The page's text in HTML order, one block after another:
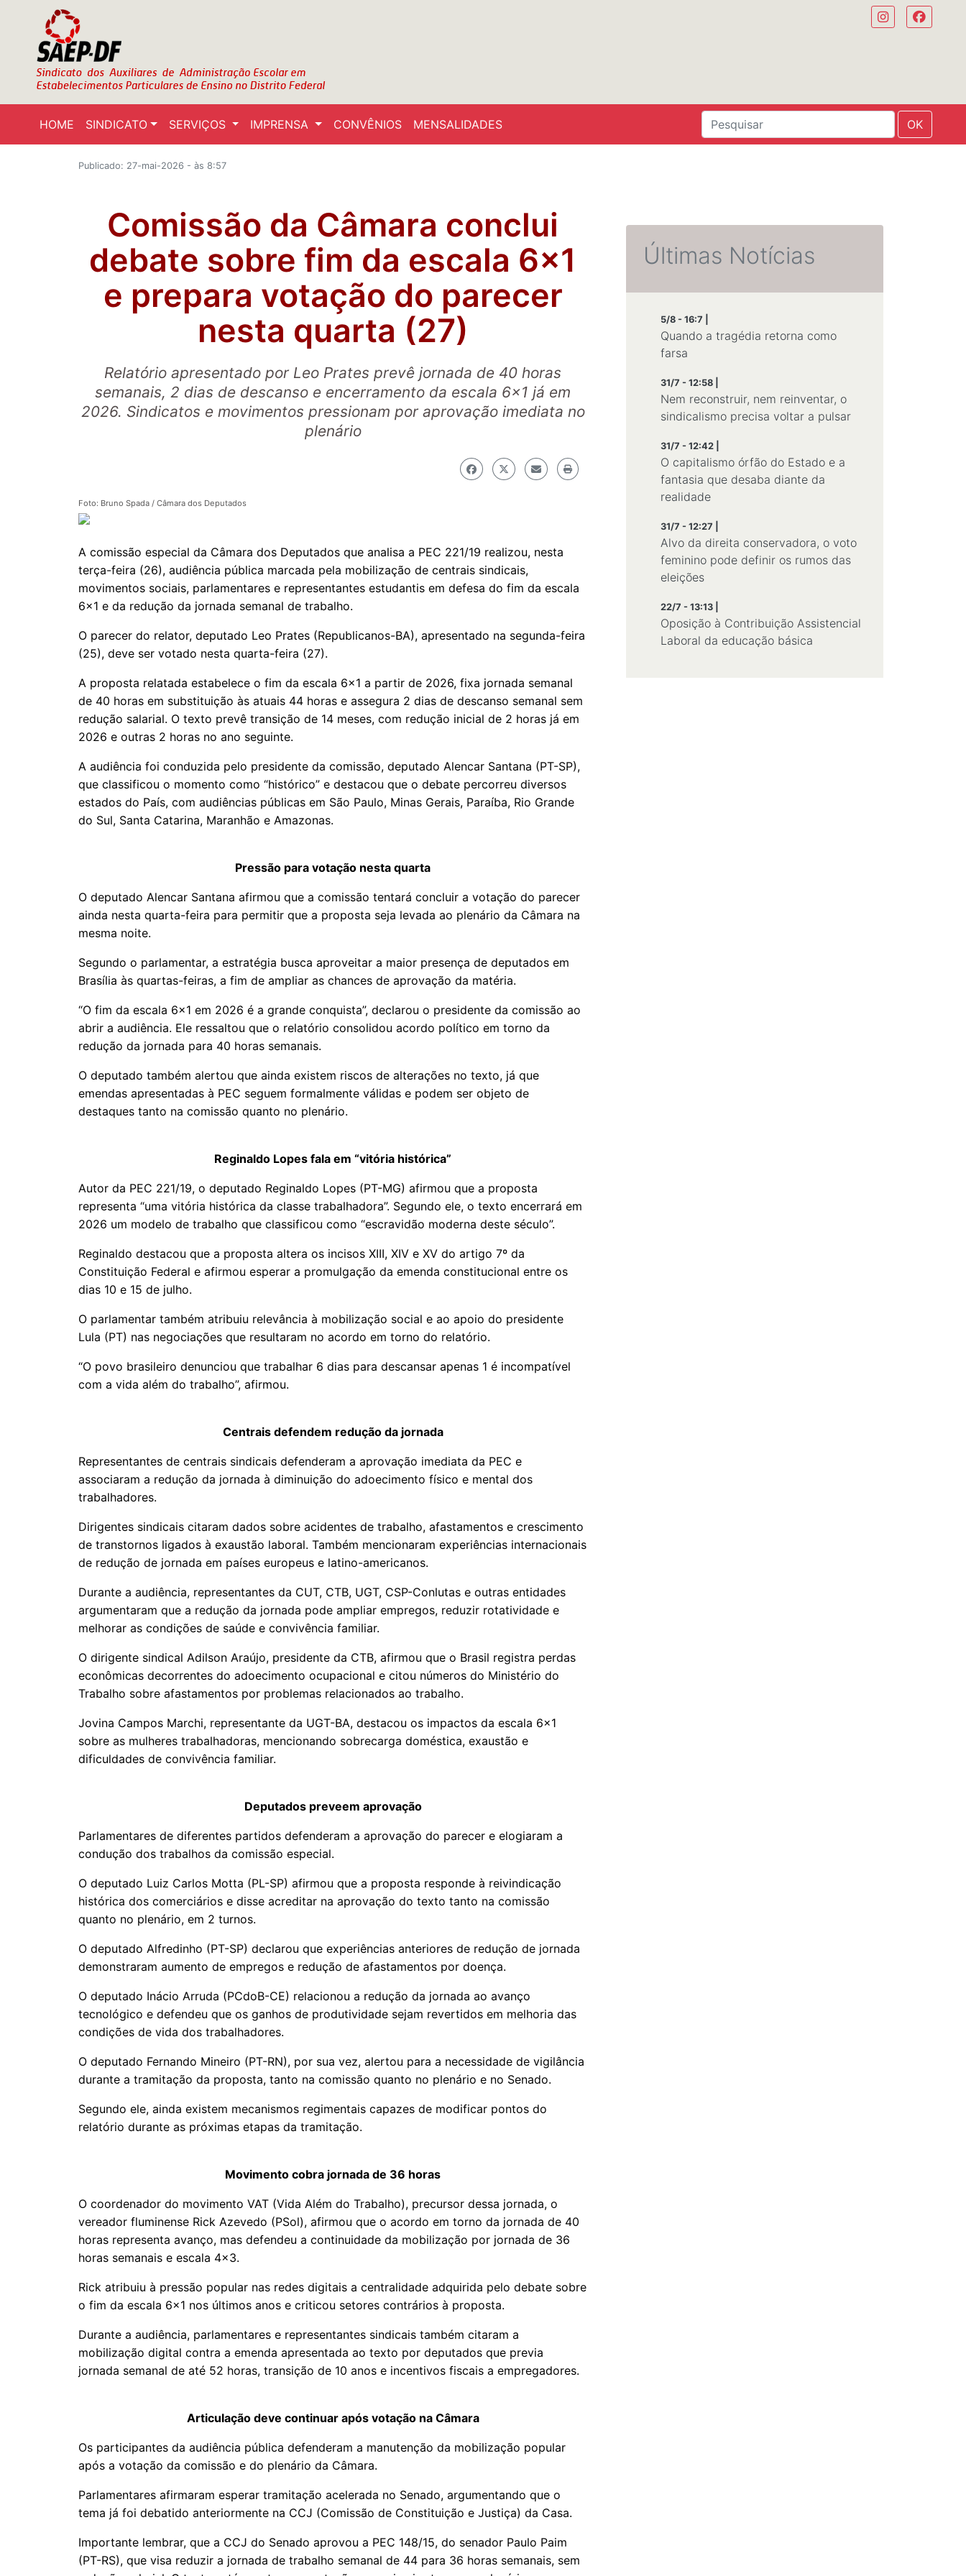
HOME SINDICATO SERVIÇOS IMPRENSA CONVÊNIOS MENSALIDADES OK
Publicado: 27-mai-2026 - às 8:57
Comissão da Câmara conclui
debate sobre fim da escala 6x1
e prepara votação do parecer
nesta quarta (27)
Relatório apresentado por Leo Prates prevê jornada de 40 horas
semanais, 2 dias de descanso e encerramento da escala 6x1 já em
2026. Sindicatos e movimentos pressionam por aprovação imediata no
plenário
Foto: Bruno Spada / Câmara dos Deputados
A comissão especial da Câmara dos Deputados que analisa a PEC 221/19 realizou, nesta
terça-feira (26), audiência pública marcada pela mobilização de centrais sindicais,
movimentos sociais, parlamentares e representantes estudantis em defesa do fim da escala
6x1 e da redução da jornada semanal de trabalho.
O parecer do relator, deputado Leo Prates (Republicanos-BA), apresentado na segunda-feira
(25), deve ser votado nesta quarta-feira (27).
A proposta relatada estabelece o fim da escala 6x1 a partir de 2026, fixa jornada semanal
de 40 horas em substituição às atuais 44 horas e assegura 2 dias de descanso semanal sem
redução salarial. O texto prevê transição de 14 meses, com redução inicial de 2 horas já em
2026 e outras 2 horas no ano seguinte.
A audiência foi conduzida pelo presidente da comissão, deputado Alencar Santana (PT-SP),
que classificou o momento como “histórico” e destacou que o debate percorreu diversos
estados do País, com audiências públicas em São Paulo, Minas Gerais, Paraíba, Rio Grande
do Sul, Santa Catarina, Maranhão e Amazonas.
Pressão para votação nesta quarta
O deputado Alencar Santana afirmou que a comissão tentará concluir a votação do parecer
ainda nesta quarta-feira para permitir que a proposta seja levada ao plenário da Câmara na
mesma noite.
Segundo o parlamentar, a estratégia busca aproveitar a maior presença de deputados em
Brasília às quartas-feiras, a fim de ampliar as chances de aprovação da matéria.
“O fim da escala 6x1 em 2026 é a grande conquista”, declarou o presidente da comissão ao
abrir a audiência. Ele ressaltou que o relatório consolidou acordo político em torno da
redução da jornada para 40 horas semanais.
O deputado também alertou que ainda existem riscos de alterações no texto, já que
emendas apresentadas à PEC seguem formalmente válidas e podem ser objeto de
destaques tanto na comissão quanto no plenário.
Reginaldo Lopes fala em “vitória histórica”
Autor da PEC 221/19, o deputado Reginaldo Lopes (PT-MG) afirmou que a proposta
representa “uma vitória histórica da classe trabalhadora”. Segundo ele, o texto encerrará em
2026 um modelo de trabalho que classificou como “escravidão moderna deste século”.
Reginaldo destacou que a proposta altera os incisos XIII, XIV e XV do artigo 7º da
Constituição Federal e afirmou esperar a promulgação da emenda constitucional entre os
dias 10 e 15 de julho.
O parlamentar também atribuiu relevância à mobilização social e ao apoio do presidente
Lula (PT) nas negociações que resultaram no acordo em torno do relatório.
“O povo brasileiro denunciou que trabalhar 6 dias para descansar apenas 1 é incompatível
com a vida além do trabalho”, afirmou.
Centrais defendem redução da jornada
Representantes de centrais sindicais defenderam a aprovação imediata da PEC e
associaram a redução da jornada à diminuição do adoecimento físico e mental dos
trabalhadores.
Dirigentes sindicais citaram dados sobre acidentes de trabalho, afastamentos e crescimento
de transtornos ligados à exaustão laboral. Também mencionaram experiências internacionais
de redução de jornada em países europeus e latino-americanos.
Durante a audiência, representantes da CUT, CTB, UGT, CSP-Conlutas e outras entidades
argumentaram que a redução da jornada pode ampliar empregos, reduzir rotatividade e
melhorar as condições de saúde e convivência familiar.
O dirigente sindical Adilson Araújo, presidente da CTB, afirmou que o Brasil registra perdas
econômicas decorrentes do adoecimento ocupacional e citou números do Ministério do
Trabalho sobre afastamentos por problemas relacionados ao trabalho.
Jovina Campos Marchi, representante da UGT-BA, destacou os impactos da escala 6x1
sobre as mulheres trabalhadoras, mencionando sobrecarga doméstica, exaustão e
dificuldades de convivência familiar.
Deputados preveem aprovação
Parlamentares de diferentes partidos defenderam a aprovação do parecer e elogiaram a
condução dos trabalhos da comissão especial.
O deputado Luiz Carlos Motta (PL-SP) afirmou que a proposta responde à reivindicação
histórica dos comerciários e disse acreditar na aprovação do texto tanto na comissão
quanto no plenário, em 2 turnos.
O deputado Alfredinho (PT-SP) declarou que experiências anteriores de redução de jornada
demonstraram aumento de empregos e redução de afastamentos por doença.
O deputado Inácio Arruda (PCdoB-CE) relacionou a redução da jornada ao avanço
tecnológico e defendeu que os ganhos de produtividade sejam revertidos em melhoria das
condições de vida dos trabalhadores.
O deputado Fernando Mineiro (PT-RN), por sua vez, alertou para a necessidade de vigilância
durante a tramitação da proposta, tanto na comissão quanto no plenário e no Senado.
Segundo ele, ainda existem mecanismos regimentais capazes de modificar pontos do
relatório durante as próximas etapas da tramitação.
Movimento cobra jornada de 36 horas
O coordenador do movimento VAT (Vida Além do Trabalho), precursor dessa jornada, o
vereador fluminense Rick Azevedo (PSol), afirmou que o acordo em torno da jornada de 40
horas representa avanço, mas defendeu a continuidade da mobilização por jornada de 36
horas semanais e escala 4x3.
Rick atribuiu à pressão popular nas redes digitais a centralidade adquirida pelo debate sobre
o fim da escala 6x1 nos últimos anos e criticou setores contrários à proposta.
Durante a audiência, parlamentares e representantes sindicais também citaram a
mobilização digital contra a emenda apresentada ao texto por deputados que previa
jornada semanal de até 52 horas, transição de 10 anos e incentivos fiscais a empregadores.
Articulação deve continuar após votação na Câmara
Os participantes da audiência pública defenderam a manutenção da mobilização popular
após a votação da comissão e do plenário da Câmara.
Parlamentares afirmaram esperar tramitação acelerada no Senado, argumentando que o
tema já foi debatido anteriormente na CCJ (Comissão de Constituição e Justiça) da Casa.
Importante lembrar, que a CCJ do Senado aprovou a PEC 148/15, do senador Paulo Paim
(PT-RS), que visa reduzir a jornada de trabalho semanal de 44 para 36 horas semanais, sem
Últimas Notícias
5/8 - 16:7 |
Quando a tragédia retorna como
farsa
31/7 - 12:58 |
Nem reconstruir, nem reinventar, o
sindicalismo precisa voltar a pulsar
31/7 - 12:42 |
O capitalismo órfão do Estado e a
fantasia que desaba diante da
realidade
31/7 - 12:27 |
Alvo da direita conservadora, o voto
feminino pode definir os rumos das
eleições
22/7 - 13:13 |
Oposição à Contribuição Assistencial
Laboral da educação básica